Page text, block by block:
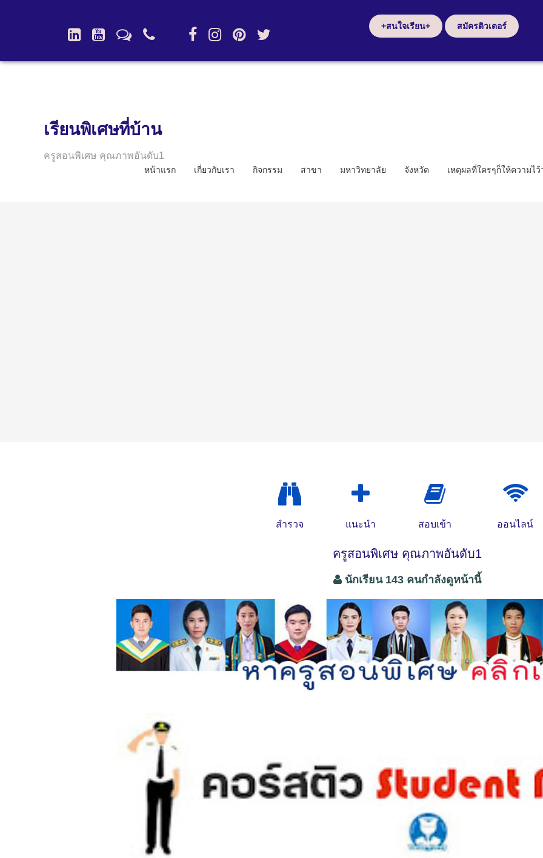
+สนใจเรียน+ สมัครติวเตอร์
เรียนพิเศษที่บ้าน
ครูสอนพิเศษ คุณภาพอันดับ1
หน้าแรก เกี่ยวกับเรา กิจกรรม สาขา มหาวิทยาลัย จังหวัด เหตุผลที่ใครๆก็ให้ความไว้
สำรวจ แนะนำ สอบเข้า ออนไลน์
ครูสอนพิเศษ คุณภาพอันดับ1
นักเรียน 143 คนกำลังดูหน้านี้